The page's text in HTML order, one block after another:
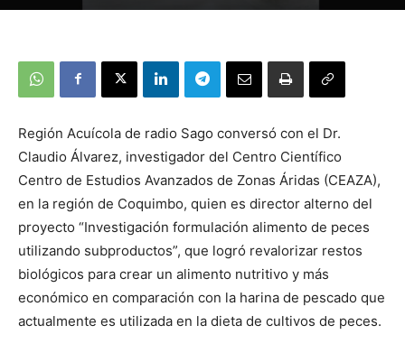
Región Acuícola de radio Sago conversó con el Dr.
Claudio Álvarez, investigador del Centro Científico
Centro de Estudios Avanzados de Zonas Áridas (CEAZA),
en la región de Coquimbo, quien es director alterno del
proyecto “Investigación formulación alimento de peces
utilizando subproductos”, que logró revalorizar restos
biológicos para crear un alimento nutritivo y más
económico en comparación con la harina de pescado que
actualmente es utilizada en la dieta de cultivos de peces.